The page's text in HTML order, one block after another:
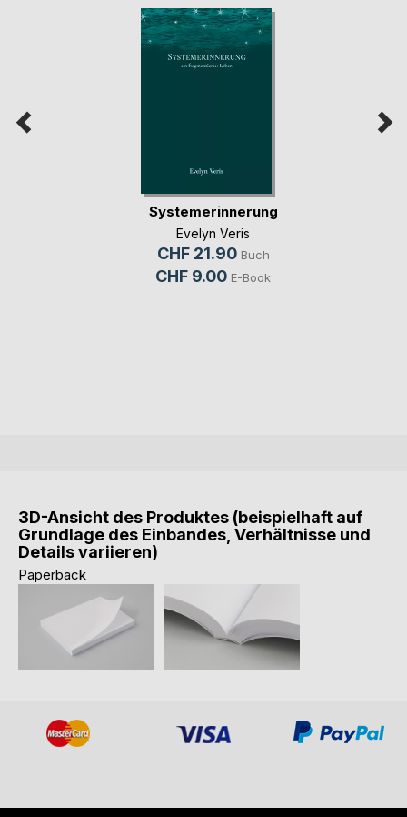
Systemerinnerung
Evelyn Veris
CHF 21.90 Buch
CHF 9.00 E-Book
3D-Ansicht des Produktes (beispielhaft auf
Grundlage des Einbandes, Verhältnisse und
Details variieren)
Paperback